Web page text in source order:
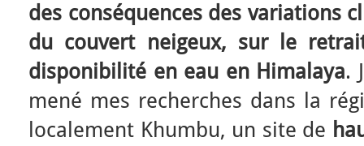
des conséquences des variations
du couvert neigeux, sur le
disponibilité en eau en Himalaya.
mené mes recherches dans la
localement Khumbu, un site de